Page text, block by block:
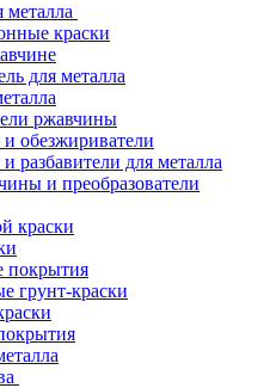
краски
для металла
ржавчины
и обезжириватели
разбавители для металла
и преобразователи
краски
покрытия
грунт-краски